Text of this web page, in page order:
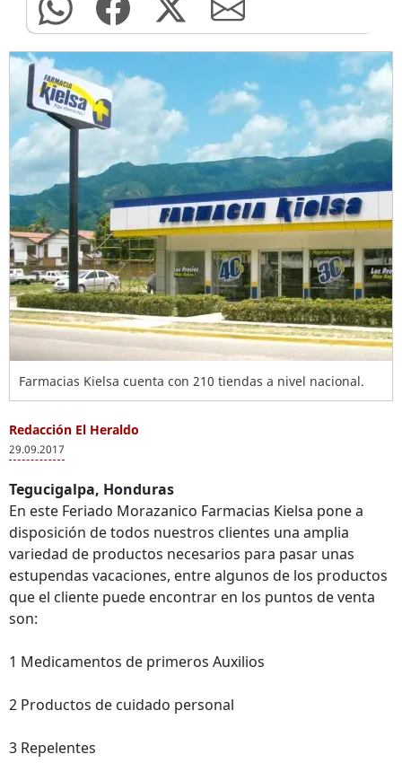
Farmacias Kielsa cuenta con 210 tiendas a nivel nacional.
Redacción El Heraldo
29.09.2017
Tegucigalpa, Honduras
En este Feriado Morazanico Farmacias Kielsa pone a
disposición de todos nuestros clientes una amplia
variedad de productos necesarios para pasar unas
estupendas vacaciones, entre algunos de los productos
que el cliente puede encontrar en los puntos de venta
son:
1 Medicamentos de primeros Auxilios
2 Productos de cuidado personal
3 Repelentes